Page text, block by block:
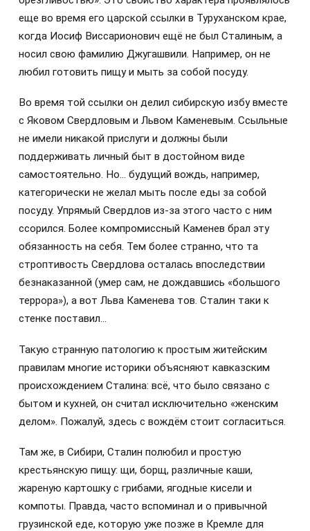
еще во время его царской ссылки в Туруханском крае,
когда Иосиф Виссарионович ещё не был Сталиным, а
носил свою фамилию Джугашвили. Например, он не
любил готовить пищу и мыть за собой посуду.
Во время той ссылки он делил сибирскую избу вместе
с Яковом Свердловым и Львом Каменевым. Ссыльные
не имели никакой прислуги и должны были
поддерживать личный быт в достойном виде
самостоятельно. Но… будущий вождь, например,
категорически не желал мыть после еды за собой
посуду. Упрямый Свердлов из-за этого часто с ним
ссорился. Более компромиссный Каменев брал эту
обязанность на себя. Тем более странно, что та
строптивость Свердлова осталась впоследствии
безнаказанной (умер сам, не дождавшись «большого
террора»), а вот Льва Каменева тов. Сталин таки к
стенке поставил…
Такую странную патологию к простым житейским
правилам многие историки объясняют кавказским
происхождением Сталина: всё, что было связано с
бытом и кухней, он считал исключительно «женским
делом». Пожалуй, здесь с вождём стоит согласиться.
Там же, в Сибири, Сталин полюбил и простую
крестьянскую пищу: щи, борщ, различные каши,
жареную картошку с грибами, ягодные кисели и
компоты. Правда, часто вспоминал и о привычной
грузинской еде, которую уже позже в Кремле для